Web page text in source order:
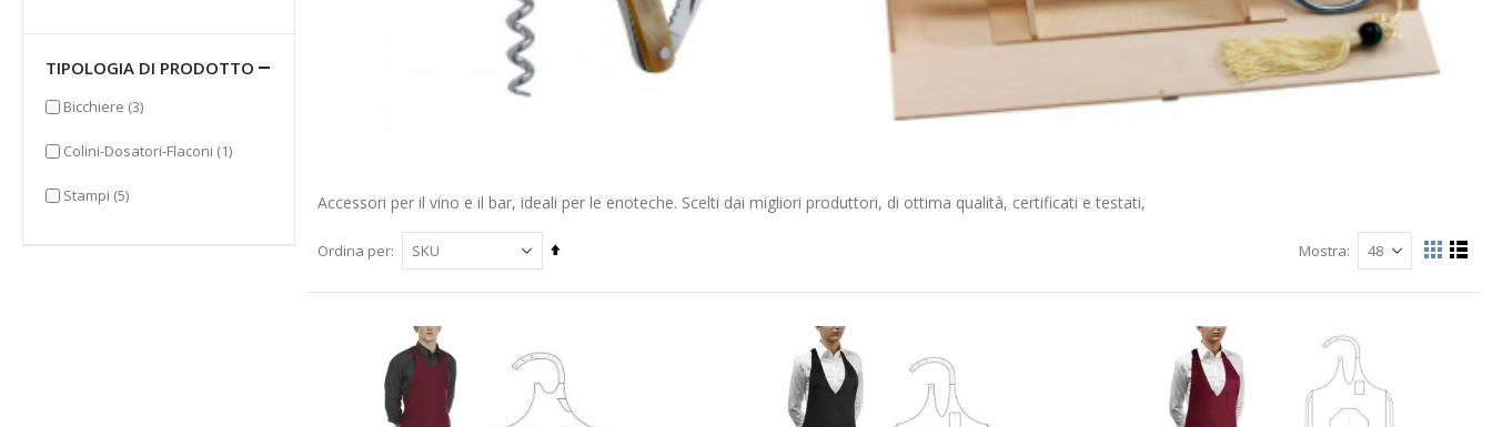
Accessori per il vino e il bar, ideali per le enoteche. Scelti dai migliori produttori, di ottima qualità, certificati e testati,
Ordina per
Imposta
Mostra
Mostra
come
TIPOLOGIA DI PRODOTTO
Bicchiere (3)elementi
Colini-Dosatori-Flaconi (1)elemento
Stampi (5)elementi